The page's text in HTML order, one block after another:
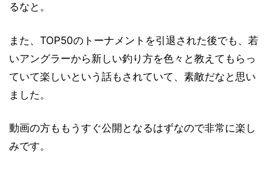
るなと。
また、TOP50のトーナメントを引退された後でも、若
いアングラーから新しい釣り方を色々と教えてもらっ
ていて楽しいという話もされていて、素敵だなと思い
ました。
動画の方ももうすぐ公開となるはずなので非常に楽し
みです。